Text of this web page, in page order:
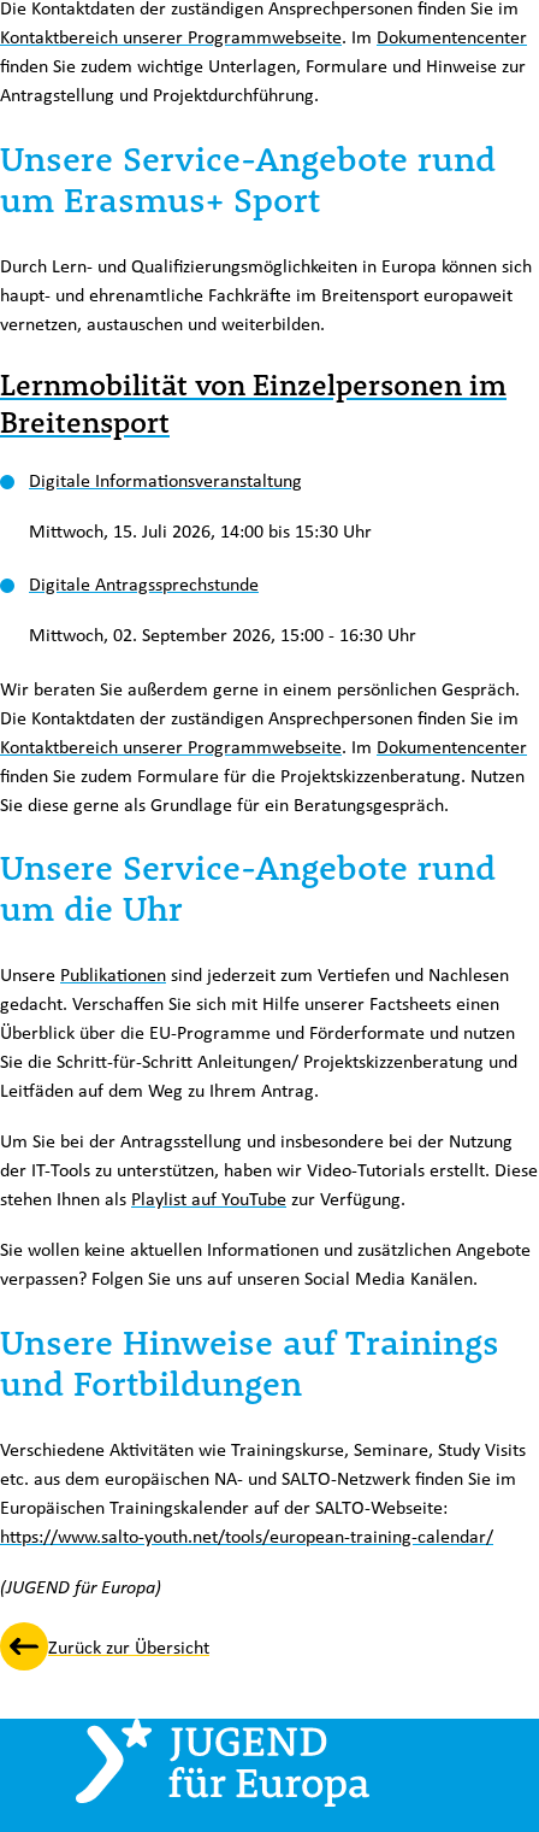
Die Kontaktdaten der zuständigen Ansprechpersonen finden Sie im
Kontaktbereich unserer Programmwebseite. Im Dokumentencenter
finden Sie zudem wichtige Unterlagen, Formulare und Hinweise zur
Antragstellung und Projektdurchführung.
Unsere Service-Angebote rund
um Erasmus+ Sport
Durch Lern- und Qualifizierungsmöglichkeiten in Europa können sich
haupt- und ehrenamtliche Fachkräfte im Breitensport europaweit
vernetzen, austauschen und weiterbilden.
Lernmobilität von Einzelpersonen im
Breitensport
Digitale Informationsveranstaltung
Mittwoch, 15. Juli 2026, 14:00 bis 15:30 Uhr
Digitale Antragssprechstunde
Mittwoch, 02. September 2026, 15:00 - 16:30 Uhr
Wir beraten Sie außerdem gerne in einem persönlichen Gespräch.
Die Kontaktdaten der zuständigen Ansprechpersonen finden Sie im
Kontaktbereich unserer Programmwebseite. Im Dokumentencenter
finden Sie zudem Formulare für die Projektskizzenberatung. Nutzen
Sie diese gerne als Grundlage für ein Beratungsgespräch.
Unsere Service-Angebote rund
um die Uhr
Unsere Publikationensind jederzeit zum Vertiefen und Nachlesen
gedacht. Verschaffen Sie sich mit Hilfe unserer Factsheets einen
Überblick über die EU-Programme und Förderformate und nutzen
Sie die Schritt-für-Schritt Anleitungen/ Projektskizzenberatung und
Leitfäden auf dem Weg zu Ihrem Antrag.
Um Sie bei der Antragsstellung und insbesondere bei der Nutzung
der IT-Tools zu unterstützen, haben wir Video-Tutorials erstellt. Diese
stehen Ihnen als Playlist auf YouTubezur Verfügung.
Sie wollen keine aktuellen Informationen und zusätzlichen Angebote
verpassen? Folgen Sie uns auf unseren Social Media Kanälen.
Unsere Hinweise auf Trainings
und Fortbildungen
Verschiedene Aktivitäten wie Trainingskurse, Seminare, Study Visits
etc. aus dem europäischen NA- und SALTO-Netzwerk finden Sie im
Europäischen Trainingskalender auf der SALTO-Webseite:
https://www.salto-youth.net/tools/european-training-calendar/
(JUGEND für Europa)
Zurück zur Übersicht